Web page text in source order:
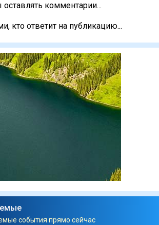
оставлять комментарии...
кто ответит на публикацию...
события прямо сейчас